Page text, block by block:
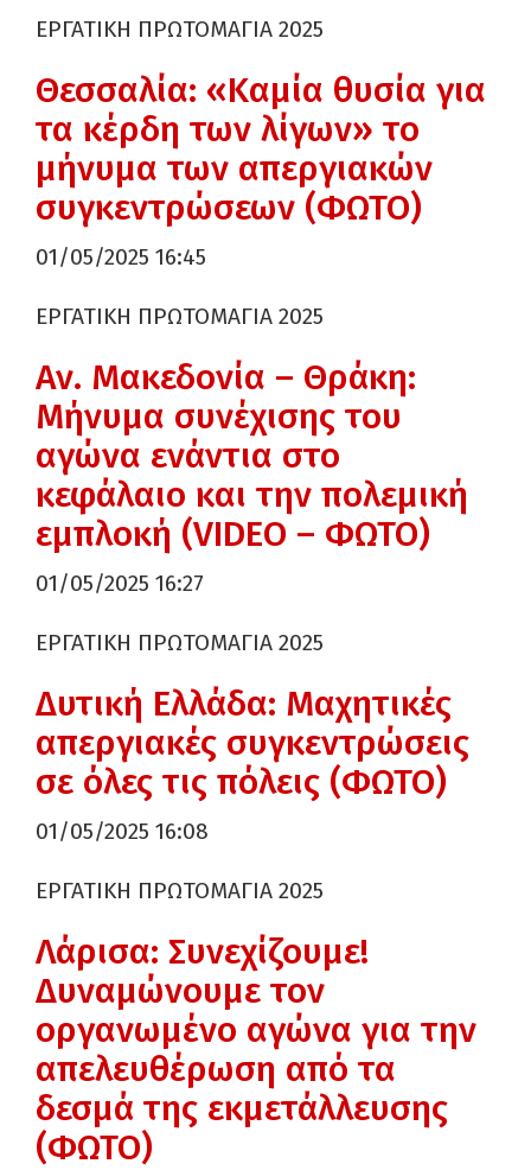
ΕΡΓΑΤΙΚΗ ΠΡΩΤΟΜΑΓΙΑ 2025
Θεσσαλία: «Καμία θυσία για
τα κέρδη των λίγων» το
μήνυμα των απεργιακών
συγκεντρώσεων (ΦΩΤΟ)
01/05/2025 16:45
ΕΡΓΑΤΙΚΗ ΠΡΩΤΟΜΑΓΙΑ 2025
Αν. Μακεδονία – Θράκη:
Μήνυμα συνέχισης του
αγώνα ενάντια στο
κεφάλαιο και την πολεμική
εμπλοκή (VIDEO – ΦΩΤΟ)
01/05/2025 16:27
ΕΡΓΑΤΙΚΗ ΠΡΩΤΟΜΑΓΙΑ 2025
Δυτική Ελλάδα: Μαχητικές
απεργιακές συγκεντρώσεις
σε όλες τις πόλεις (ΦΩΤΟ)
01/05/2025 16:08
ΕΡΓΑΤΙΚΗ ΠΡΩΤΟΜΑΓΙΑ 2025
Λάρισα: Συνεχίζουμε!
Δυναμώνουμε τον
οργανωμένο αγώνα για την
απελευθέρωση από τα
δεσμά της εκμετάλλευσης
(ΦΩΤΟ)